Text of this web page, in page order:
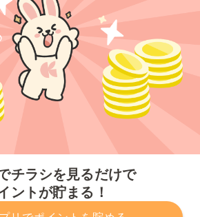
チラシを見るだけで
ントが貯まる！